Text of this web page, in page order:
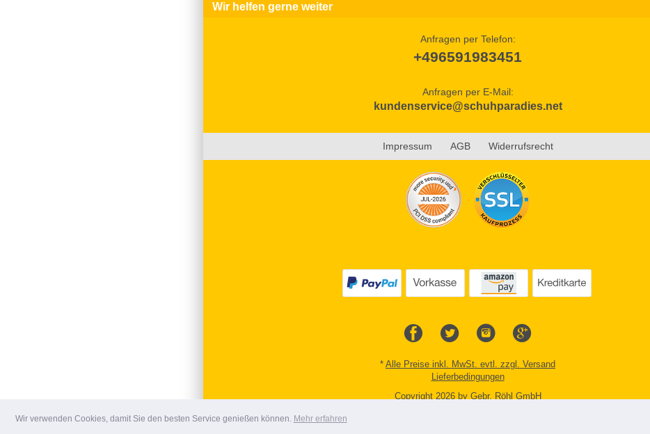
Wir verwenden Cookies, damit Sie den besten Service genießen können. Mehr erfahren
Wir helfen gerne weiter
Anfragen per Telefon:
+496591983451
Anfragen per E-Mail:
kundenservice@schuhparadies.net
Impressum AGB Widerrufsrecht
* Alle Preise inkl. MwSt. evtl. zzgl. Versand
Lieferbedingungen
Copyright 2026 by Gebr. Röhl GmbH